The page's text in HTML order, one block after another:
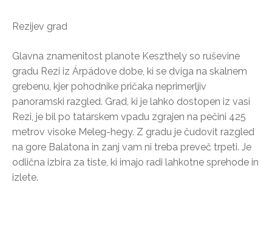
Rezijev grad
Glavna znamenitost planote Keszthely so ruševine
gradu Rezi iz Árpádove dobe, ki se dviga na skalnem
grebenu, kjer pohodnike pričaka neprimerljiv
panoramski razgled. Grad, ki je lahko dostopen iz vasi
Rezi, je bil po tatarskem vpadu zgrajen na pečini 425
metrov visoke Meleg-hegy. Z gradu je čudovit razgled
na gore Balatona in zanj vam ni treba preveč trpeti. Je
odlična izbira za tiste, ki imajo radi lahkotne sprehode in
izlete.